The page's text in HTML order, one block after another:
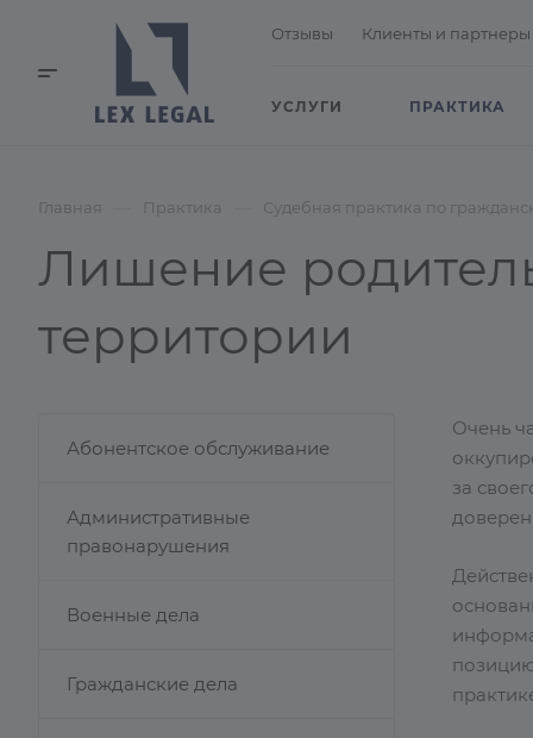
Отзывы Клиенты и партнеры
УСЛУГИ ПРАКТИКА
Главная Практика Судебная практика по
Лишение
территории
Очень
за
Абонентское обслуживание
Административные
правонарушения
Военные дела
Гражданские дела